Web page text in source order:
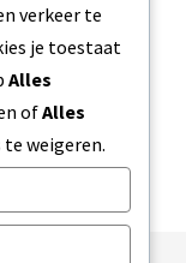
verkeer te
je toestaat
Alles
ofAlles
weigeren.